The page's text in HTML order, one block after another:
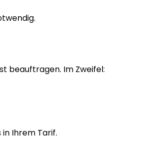
beauftragen. Im Zweifel:
Ihrem Tarif.